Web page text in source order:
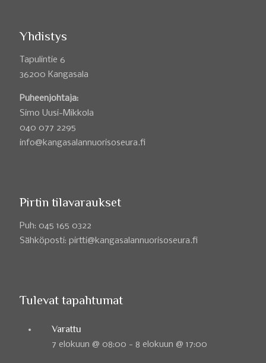
Yhdistys
Tapulintie 6
36200 Kangasala
Puheenjohtaja:
Simo Uusi-Mikkola
040 077 2295
info@kangasalannuorisoseura.fi
Pirtin tilavaraukset
Puh: 045 165 0322
Sähköposti: pirtti@kangasalannuorisoseura.fi
Tulevat tapahtumat
Varattu
7 elokuun @ 08:00 - 8 elokuun @ 17:00